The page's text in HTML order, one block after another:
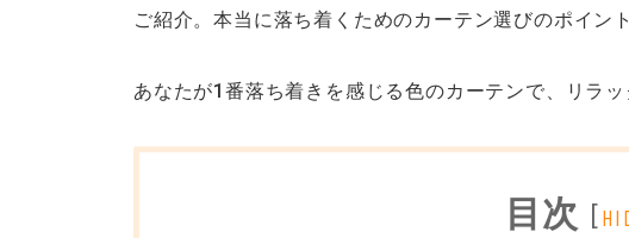
ご紹介。本当に落ち着くためのカーテン選びのポイン
あなたが1番落ち着きを感じる色のカーテンで、リラ
目次 [